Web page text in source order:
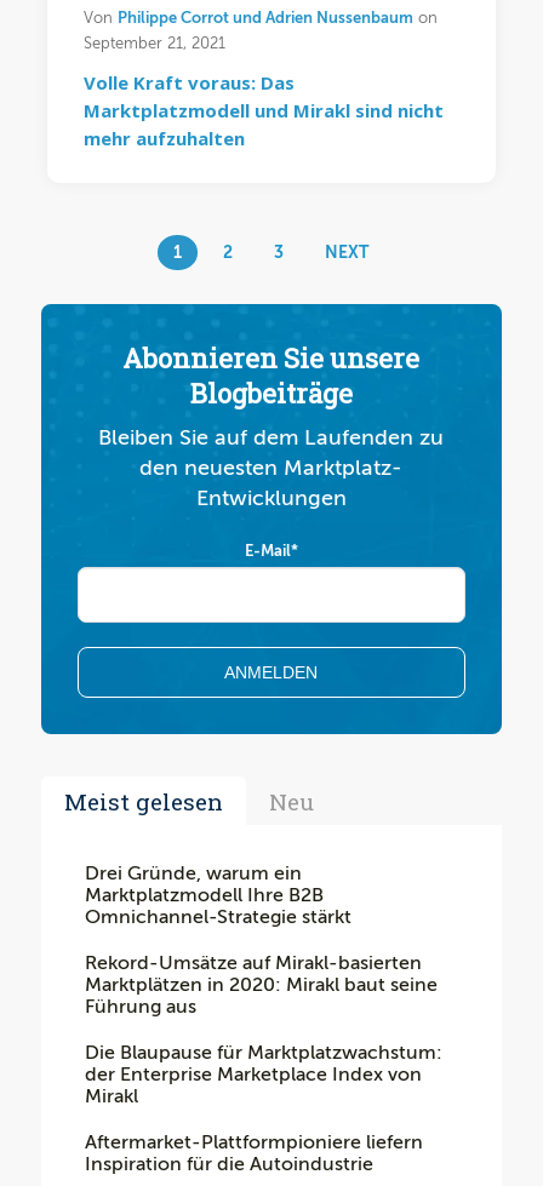
Von Philippe Corrot und Adrien Nussenbaum on
September 21, 2021
Volle Kraft voraus: Das
Marktplatzmodell und Mirakl sind nicht
mehr aufzuhalten
1 2 3 NEXT
Abonnieren Sie unsere
Blogbeiträge
Bleiben Sie auf dem Laufenden zu
den neuesten Marktplatz-
Entwicklungen
E-Mail*
Meist gelesen Neu
Drei Gründe, warum ein
Marktplatzmodell Ihre B2B
Omnichannel-Strategie stärkt
Rekord-Umsätze auf Mirakl-basierten
Marktplätzen in 2020: Mirakl baut seine
Führung aus
Die Blaupause für Marktplatzwachstum:
der Enterprise Marketplace Index von
Mirakl
Aftermarket-Plattformpioniere liefern
Inspiration für die Autoindustrie